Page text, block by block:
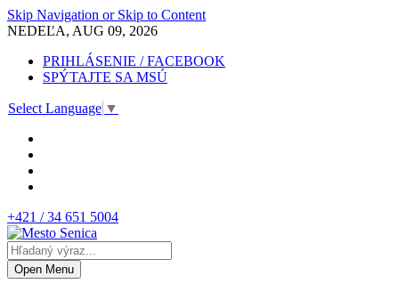
Skip Navigation or Skip to Content
NEDEĽA, AUG 09, 2026
PRIHLÁSENIE / FACEBOOK
SPÝTAJTE SA MSÚ
Select Language ▼
+421 / 34 651 5004
Open Menu